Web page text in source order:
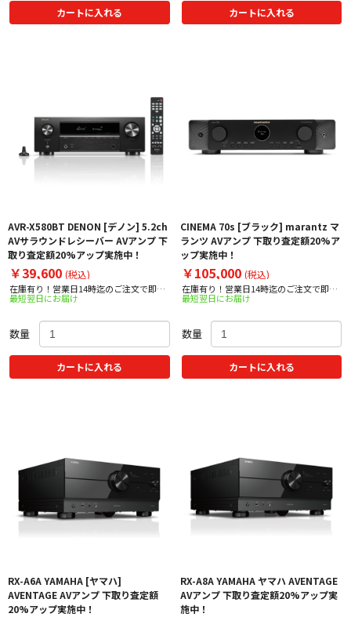
カートに入れる カートに入れる
AVR-X580BT DENON [デノン] 5.2ch
AVサラウンドレシーバー AVアンプ 下
取り査定額20%アップ実施中！
￥39,600 (税込)
在庫有り！営業日14時迄のご注文で即日
出荷！
最短翌日にお届け
数量
カートに入れる
CINEMA 70s [ブラック] marantz マ
ランツ AVアンプ 下取り査定額20%ア
ップ実施中！
￥105,000 (税込)
在庫有り！営業日14時迄のご注文で即日
出荷！
最短翌日にお届け
数量
カートに入れる
RX-A6A YAMAHA [ヤマハ]
AVENTAGE AVアンプ 下取り査定額
20%アップ実施中！
RX-A8A YAMAHA ヤマハ AVENTAGE
AVアンプ 下取り査定額20%アップ実
施中！